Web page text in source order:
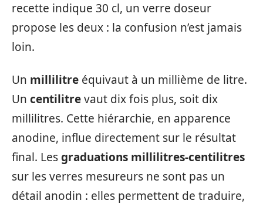
recette indique 30 cl, un verre doseur
propose les deux : la confusion n’est jamais
loin.
Un millilitre équivaut à un millième de litre.
Un centilitrevaut dix fois plus, soit dix
millilitres. Cette hiérarchie, en apparence
anodine, influe directement sur le résultat
final. Lesgraduations millilitres-centilitres
sur les verres mesureurs ne sont pas un
détail anodin : elles permettent de traduire,